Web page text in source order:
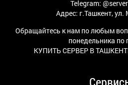
Telegram:
Адрес: г.Ташкент,
Обращайтесь к нам по любым
понедельника по
КУПИТЬ СЕРВЕР В